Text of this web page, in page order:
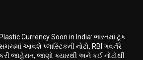
Plastic Currency Soon in India: ભારતમાં ટૂંક
આવશે પ્લાસ્ટિકની નોટો, RBI ગવર્નરે
જાહેરાત, જાણો ક્યારથી અને કઈ નોટોથી